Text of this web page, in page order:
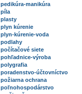
pedikúra-manikúra
píla
plasty
plyn kúrenie
plyn-kúrenie-voda
podlahy
počítačové siete
pohľadnice-výroba
polygrafia
poradenstvo-účtovníctvo
požiarna ochrana
poľnohospodárstvo